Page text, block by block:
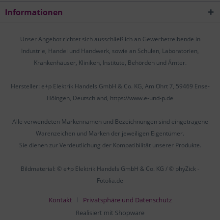
Informationen
Unser Angebot richtet sich ausschließlich an Gewerbetreibende in
Industrie, Handel und Handwerk, sowie an Schulen, Laboratorien,
Krankenhäuser, Kliniken, Institute, Behörden und Ämter.
Hersteller: e+p Elektrik Handels GmbH & Co. KG, Am Ohrt 7, 59469 Ense-
Höingen, Deutschland, https://www.e-und-p.de
Alle verwendeten Markennamen und Bezeichnungen sind eingetragene
Warenzeichen und Marken der jeweiligen Eigentümer.
Sie dienen zur Verdeutlichung der Kompatibilität unserer Produkte.
Bildmaterial: © e+p Elektrik Handels GmbH & Co. KG / © phyZick -
Fotolia.de
Kontakt
Privatsphäre und Datenschutz
Realisiert mit Shopware